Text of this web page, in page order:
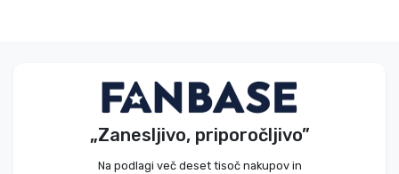
„Zanesljivo, priporočljivo”
Na podlagi več deset tisoč nakupov in
Blagovne znamke